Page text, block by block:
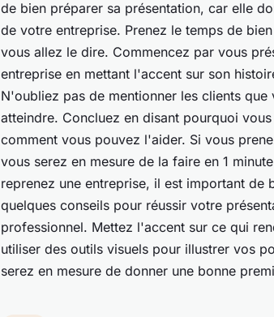
de bien préparer sa présentation, car elle
de votre entreprise. Prenez le temps de
vous allez le dire. Commencez par vous
entreprise en mettant l'accent sur son
N'oubliez pas de mentionner les clients
atteindre. Concluez en disant pourquoi
comment vous pouvez l'aider. Si vous
vous serez en mesure de la faire en 1
reprenez une entreprise, il est important de
quelques conseils pour réussir votre
professionnel. Mettez l'accent sur ce qui
utiliser des outils visuels pour illustrer vos
serez en mesure de donner une bonne